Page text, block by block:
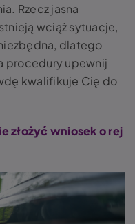
Rzecz jasna
wciąż sytuacje,
dlatego
procedury upewnij
kwalifikuje Cię do
złożyć wniosek o rej